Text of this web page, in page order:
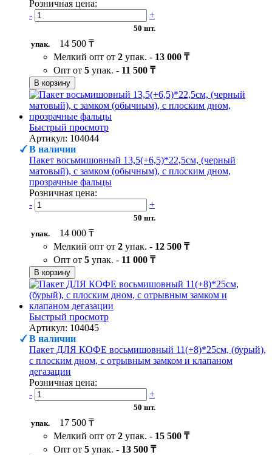
Розничная цена:
-
+
50 шт.
упак.
14 500 ₸
Мелкий опт от 2 упак. - 13 000 ₸
Опт от 5 упак. - 11 500 ₸
В корзину
Быстрый просмотр
Артикул: 104044
В наличии
Пакет восьмишовный 13,5(+6,5)*22,5см, (черный
матовый), с замком (обычным), с плоским дном,
прозрачные фальцы
Розничная цена:
-
+
50 шт.
упак.
14 000 ₸
Мелкий опт от 2 упак. - 12 500 ₸
Опт от 5 упак. - 11 000 ₸
В корзину
Быстрый просмотр
Артикул: 104045
В наличии
Пакет ДЛЯ КОФЕ восьмишовный 11(+8)*25см, (бурый),
с плоским дном, с отрывным замком и клапаном
дегазации
Розничная цена:
-
+
50 шт.
упак.
17 500 ₸
Мелкий опт от 2 упак. - 15 500 ₸
Опт от 5 упак. - 13 500 ₸